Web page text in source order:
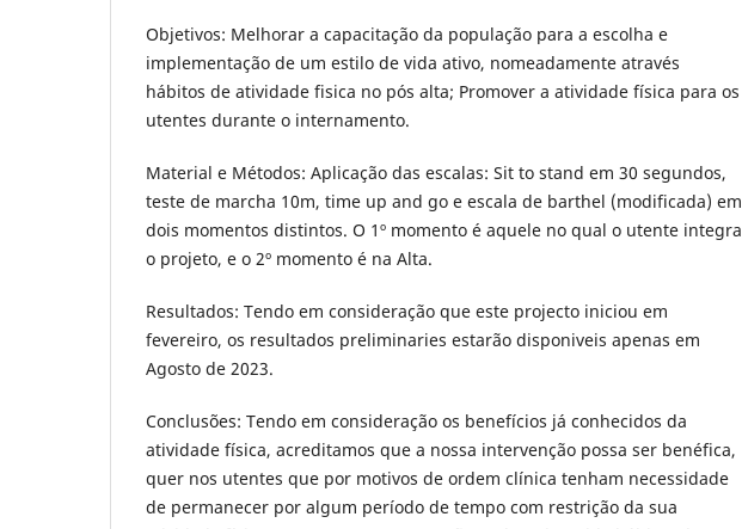
Objetivos: Melhorar a capacitação da população para a escolha e
implementação de um estilo de vida ativo, nomeadamente através
hábitos de atividade fisica no pós alta; Promover a atividade física para os
utentes durante o internamento.
Material e Métodos: Aplicação das escalas: Sit to stand em 30 segundos,
teste de marcha 10m, time up and go e escala de barthel (modificada) em
dois momentos distintos. O 1º momento é aquele no qual o utente integra
o projeto, e o 2º momento é na Alta.
Resultados: Tendo em consideração que este projecto iniciou em
fevereiro, os resultados preliminaries estarão disponiveis apenas em
Agosto de 2023.
Conclusões: Tendo em consideração os benefícios já conhecidos da
atividade física, acreditamos que a nossa intervenção possa ser benéfica,
quer nos utentes que por motivos de ordem clínica tenham necessidade
de permanecer por algum período de tempo com restrição da sua